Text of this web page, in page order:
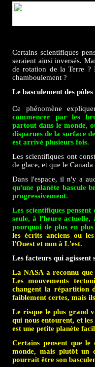
Certains scientifiques
seraient ainsi inversés.
de rotation de la Terre ?
chamboulement ?
Le basculement des pôles
Ce phénomène
commencer par les
partout dans le monde,
disparues de la surface
est arrivé plusieurs fois.
Les scientifiques ont
de glace, et que le
Dans l'espace, il n'y a
qu'une planète bascule
progressivement.
Les scientifiques
seule, à l'heure
pourquoi de plus en
les écrits anciens ou
l'Ouest et non à L'est.
Les facteurs qui
La NASA a reconnu que
Les mouvements
changent la répartition
faiblement certes, mais
Le risque le plus grand
qui nous entourent, et
est une petite planète
Certains pensent que
monde, mais plutôt un
pourrait être son